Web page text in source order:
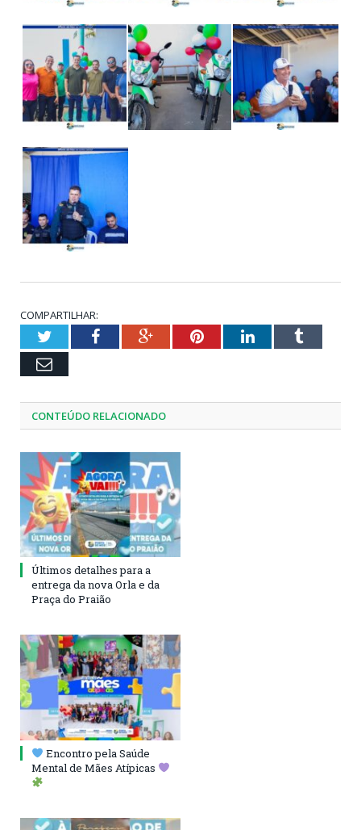
COMPARTILHAR:
TwitterFacebookGoogle+PinterestLinkedInTumblr
Email
CONTEÚDO RELACIONADO
Últimos detalhes para a
entrega da nova Orla e da
Praça do Praião
Encontro pela Saúde
Mental de Mães Atípicas